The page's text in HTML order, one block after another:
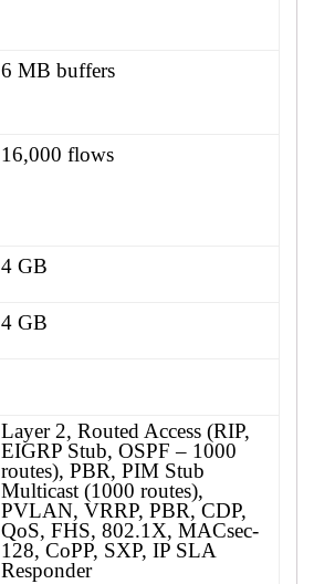
6 MB buffers
16,000 flows
4 GB
4 GB
Layer 2, Routed Access (RIP,
EIGRP Stub, OSPF – 1000
routes), PBR, PIM Stub
Multicast (1000 routes),
PVLAN, VRRP, PBR, CDP,
QoS, FHS, 802.1X, MACsec-
128, CoPP, SXP, IP SLA
Responder